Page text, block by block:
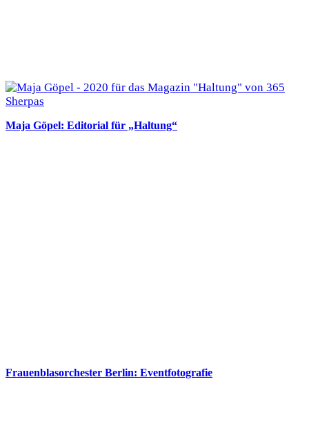
Maja Göpel: Editorial für „Haltung“
Frauenblasorchester Berlin: Eventfotografie